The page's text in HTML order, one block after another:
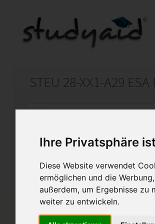
Ihre Privatsphäre
Diese Website verwendet
ermöglichen und die
außerdem, um Ergebnisse zu
weiter zu entwickeln.
STEU 28-XX1-A29 ESA
Auf StudyAid.de
Startseite Wirtschaft
Ich
mir selbst
Mit